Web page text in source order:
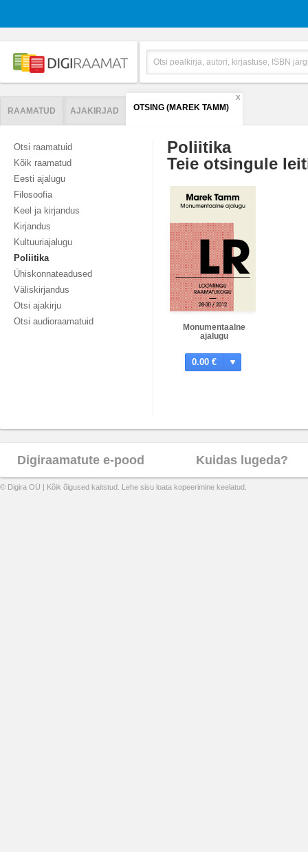
RAAMATUD AJAKIRJAD OTSING (MAREK TAMM)
X
Otsi raamatuid
Kõik raamatud
Eesti ajalugu
Filosoofia
Keel ja kirjandus
Kirjandus
Kultuuriajalugu
Poliitika
Ühiskonnateadused
Väliskirjandus
Otsi ajakirju
Otsi audioraamatuid
Poliitika
Teie otsingule
Monumentaalne
ajalugu
0.00 €
Digiraamatute e-pood Kuidas lugeda?
© Digira OÜ | Kõik õigused kaitstud. Lehe sisu loata kopeerimine keelatud.